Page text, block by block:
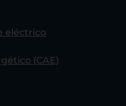
eléctrico
(CAE)